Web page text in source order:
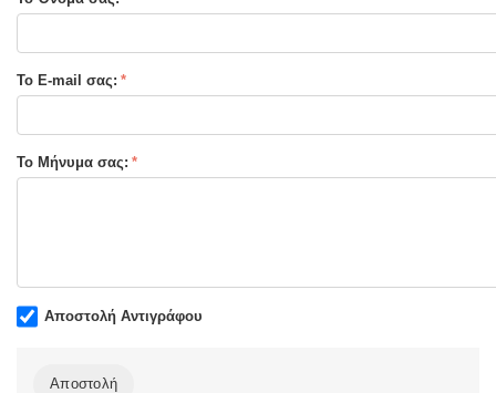
Το E-mail σας:
Το Μήνυμα σας:
Αποστολή Αντιγράφου
Αποστολή